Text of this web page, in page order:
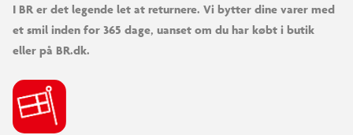
I BR er det legende let at returnere. Vi bytter dine varer med
et smil inden for 365 dage, uanset om du har købt i butik
eller på BR.dk.